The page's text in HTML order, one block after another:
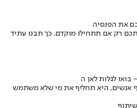
את הפנסיה
רק אם תתחילו מוקדם. כך תבנו עתיד
אנשים, היא תחליף את מי שלא משתמש